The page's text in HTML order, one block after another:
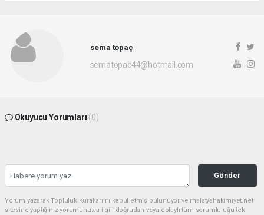
sema topaç
sematopac44@hotmail.com
Okuyucu Yorumları (0)
Gönder
Yorum yazarak Topluluk Kuralları’nı kabul etmiş bulunuyor ve malatyahakimiyet.net
sitesine yaptığınız yorumunuzla ilgili doğrudan veya dolaylı tüm sorumluluğu tek